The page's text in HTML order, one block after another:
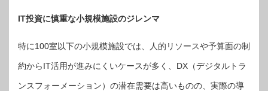
IT投資に慎重な小規模施設のジレンマ
特に100室以下の小規模施設では、人的リソースや予算面の制
約からIT活用が進みにくいケースが多く、DX（デジタルトラ
ンスフォーメーション）の潜在需要は高いものの、実際の導